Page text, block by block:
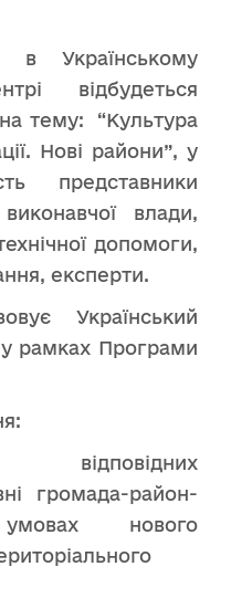
Українському
відбудеться
тему: “Культура
Нові райони”, у
представники
влади,
допомоги,
експерти.
Український
рамках Програми
відповідних
громада-район-
нового